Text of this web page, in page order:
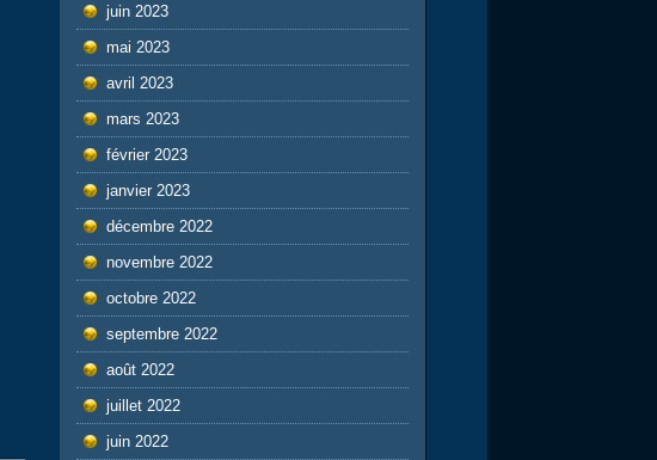
juin 2023
mai 2023
avril 2023
mars 2023
février 2023
janvier 2023
décembre 2022
novembre 2022
octobre 2022
septembre 2022
août 2022
juillet 2022
juin 2022